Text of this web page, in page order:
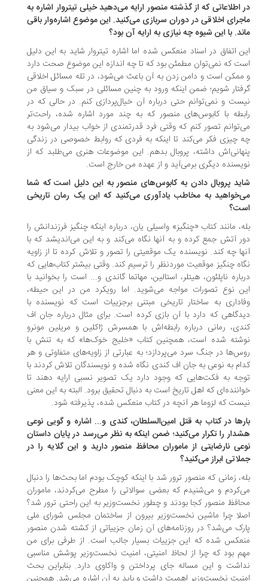
اطلاعاتی که از گذشته منصور ارایه می‌دهید خیلی تیتروار اشاره به
اخلاقی در دوران سربازی می‌کنید. این موضوع اشاره‌وار باقی
با این شیوه چه نیازی به ارایه آن بود؟
اتفاق در اسناد منعکس شده اما اشاره تیتروار شاید به این دلیل
که نمی‌توان مطمئن بود که تا چه اندازه این موضوع صحت دارد
است و دامن زدن به آن باعث می‌شود، در تله مسائل اخلاقی
شویم؛ ضمن اینکه ورود به چنین مسائلی در سبک و سیاق من
و نمی‌توانم حتی درباره آن خیال‌پردازی کنم. در حالی که در
با کابوس‌های منصور که به چند مورد اشاره شده، راحت‌تر
تصور کنم که وقتی فرد قدرتمندی از خواب بیدار می‌شود به
چیزی فکر می‌کند تا اینکه به فردی که روابط خصوصی در زندگی
داشته، پروبال بدهم. این موضوعات هنری می‌طلبد که از
دیگری برمی‌آید و از عهده من خارج است.
پروبال دادن به کابوس‌های منصور به این دلیل است که شما
به مخاطب یادآوری می‌کنید که این یک رمان تاریخی
مانند کتاب «چنگیز» واسیلی یان، درباره اینکه چنگیز فرزندانش را
آتش جمع کرده و به آنها نگاه می‌کند و به این می‌اندیشد که با
چه کند. نویسنده یک موقعیتی را تصور و تلاش کرده تا از زاویه
چنگیز موقعیت موردنظر را ترسیم کند. وقتی بیشتر کتاب‌هایی که
ناپلئون، هیتلر، استالین، مهاتما گاندی و... است را بخوانید با
نوع تصورات مواجه می‌شوید. اما رویکرد من در این حیطه،
به ساختار تاریخی مبتنی برجزییات است که نویسنده با
که دارد با آن بازی کرده است. برای مثال درباره جان اف
رمانی درباره رابطه‌اش با همسرش ژاکلین و مریلین مونرو
شده است، همچنین کتاب «خلیج خوک‌ها» که به تنش با
در جنگ سرد می‌پردازد؛ به عبارتی از زاویه‌های متفاوتی و هر
به نوعی به جان اف کندی نگاه شده و نویسندگان تلاش کردند با
به فکت‌هایی که وجود دارد یک تصویر نسبی ارایه دهند تا
که اهل تاریخ است به دنبال تحقیق برود. البته به این معنی
که لزوما هر آنچه در کتاب منعکس شده، پذیرفته شود.
در کتاب به قتل امین‌السلطان، کندی و... اشاره و گویی نوعی
را تکرار می‌کنید؛ ضمن اینکه به نظر می‌رسد در پایان داستان
نارضایتی از ماموران محافظ منصور دارید و این گلایه را در
ابراز می‌کنید؟
زمانی که منصور ترور شد با اینکه کوچک بودم اما بحث‌ها را دنبال
و می‌شنیدم که بعضی سوالاتی را مطرح می‌کردند، ماموران
منصور کجا بودند و چطور نخست‌وزیر به این راحتی ترور شد؟
چرا ماشین نخست‌وزیر بیرون از ساختمان مجلس شورای ملی
می‌شد؟ در روزنامه‌های آن زمان جزییاتی از کشته شدن منصور
شده که این جزییات بسیار جالب است. از طرفی برای من
بود که چرا از لحاظ امنیتی، امنیت نخست‌وزیر پوشش مناسبی
و این مساله جای پرداختن و واکاوی دارد. بنابراین بحث